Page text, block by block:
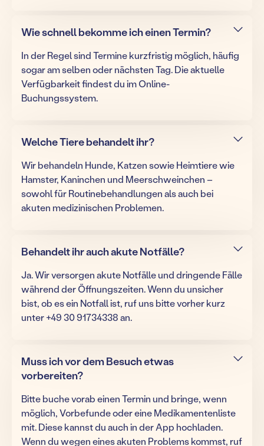
Wie schnell bekomme ich einen Termin?
In der Regel sind Termine kurzfristig möglich, häufig
sogar am selben oder nächsten Tag. Die aktuelle
Verfügbarkeit findest du im Online-
Buchungssystem.
Welche Tiere behandelt ihr?
Wir behandeln Hunde, Katzen sowie Heimtiere wie
Hamster, Kaninchen und Meerschweinchen –
sowohl für Routinebehandlungen als auch bei
akuten medizinischen Problemen.
Behandelt ihr auch akute Notfälle?
Ja. Wir versorgen akute Notfälle und dringende Fälle
während der Öffnungszeiten. Wenn du unsicher
bist, ob es ein Notfall ist, ruf uns bitte vorher kurz
unter +49 30 91734338 an.
Muss ich vor dem Besuch etwas
vorbereiten?
Bitte buche vorab einen Termin und bringe, wenn
möglich, Vorbefunde oder eine Medikamentenliste
mit. Diese kannst du auch in der App hochladen.
Wenn du wegen eines akuten Problems kommst, ruf